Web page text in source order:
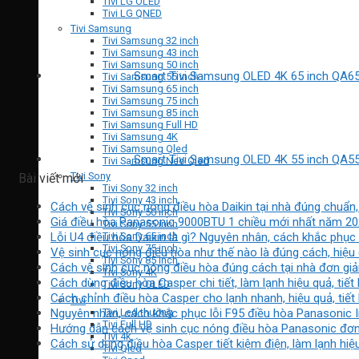
Tivi LG QNED
Tivi Samsung
Tivi Samsung 32 inch
Tivi Samsung 43 inch
Tivi Samsung 50 inch
Tivi Samsung 55 inch
Tivi Samsung 65 inch
Tivi Samsung 75 inch
Tivi Samsung 85 inch
Tivi Samsung Full HD
Tivi Samsung 4K
Tivi Samsung Qled
Tivi Samsung Neo Qled
Tivi Sony
Tivi Sony 32 inch
Tivi Sony 43 inch
Tivi Sony 50 inch
Tivi Sony 55 inch
Tivi Sony 65 inch
Tivi Sony 75 inch
Tivi Sony 85 inch
Tivi Sony 4K
Tivi Sony OLED
Tivi
Tivi Led thường
Tivi Full HD
Tivi 4k
Tivi Qled
Smart Tivi Samsung OLED 4K 65 inch
Smart Tivi Samsung OLED 4K 55 inch
Bài viết mới
Cách vệ sinh cục nóng điều hòa Daikin tại nhà đúng
Giá điều hòa Panasonic 9000BTU 1 chiều mới nhất năm
Lỗi U4 điều hòa Daikin là gì? Nguyên nhân, cách khắc phục
Vệ sinh cục nóng điều hòa như thế nào là đúng cách, hiệu
Cách vệ sinh cục nóng điều hòa đúng cách tại nhà đơn
Cách dùng điều hòa Casper chi tiết, làm lạnh hiệu quả, tiết
Cách chỉnh điều hòa Casper cho lạnh nhanh, hiệu quả, tiết
Nguyên nhân, cách khắc phục lỗi F95 điều hòa Panasonic
Hướng dẫn cách vệ sinh cục nóng điều hòa Panasonic
Cách sử dụng điều hòa Casper tiết kiệm điện, làm lạnh